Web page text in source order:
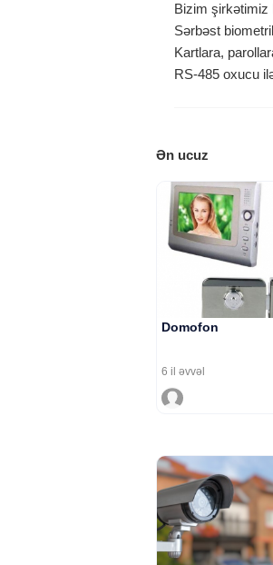
Bizim şirkətimiz
Sərbəst
Kartlara,
RS-485 oxucu
Ən ucuz
Domofon
6 il əvvəl